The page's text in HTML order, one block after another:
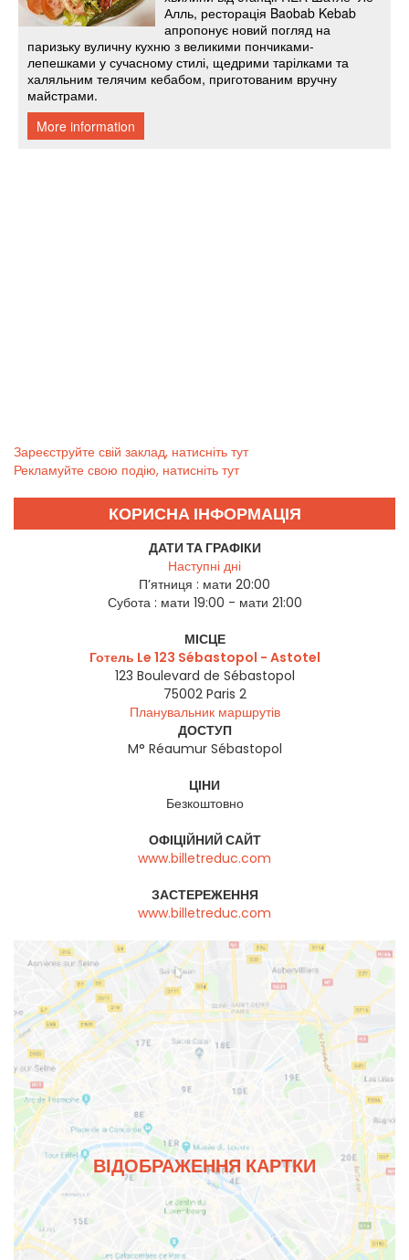
Зареєструйте свій заклад, натисніть тут
Рекламуйте свою подію, натисніть тут
КОРИСНА ІНФОРМАЦІЯ
ДАТИ ТА ГРАФІКИ
Наступні дні
П’ятниця : мати 20:00
Субота : мати 19:00 - мати 21:00
МІСЦЕ
Готель Le 123 Sébastopol - Astotel
123 Boulevard de Sébastopol
75002 Paris 2
Планувальник маршрутів
ДОСТУП
M° Réaumur Sébastopol
ЦІНИ
Безкоштовно
ОФІЦІЙНИЙ САЙТ
www.billetreduc.com
ЗАСТЕРЕЖЕННЯ
www.billetreduc.com
ВІДОБРАЖЕННЯ КАРТКИ